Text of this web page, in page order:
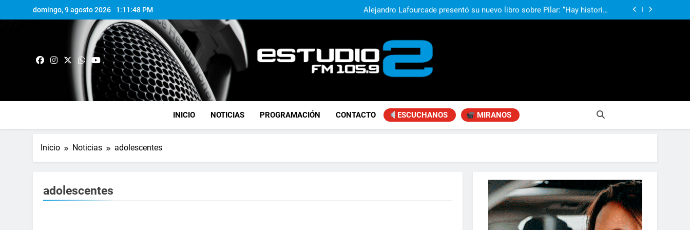
domingo, 9 agosto 2026 1:11:49 PM
desarrollo de la comunidad
Alejandro Lafourcade presentó su nuevo libro sobre Pilar: “Hay historias
que, si nadie las plasma, se pierden para siempre”
Achával, primero en imagen positiva entre jefes comunales del GBA
Alejandro Lafourcade presentó su nuevo libro sobre Pilar: “Hay historias
Achával, primero en imagen positiva entre jefes comunales del GBA
FM Estudio 2
INICIO NOTICIAS PROGRAMACIÓN CONTACTO ESCUCHANOS MIRANOS
Inicio Noticias adolescentes
adolescentes